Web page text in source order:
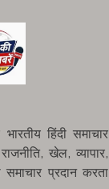
हिंदी समाचार
खेल, व्यापार,
प्रदान करता